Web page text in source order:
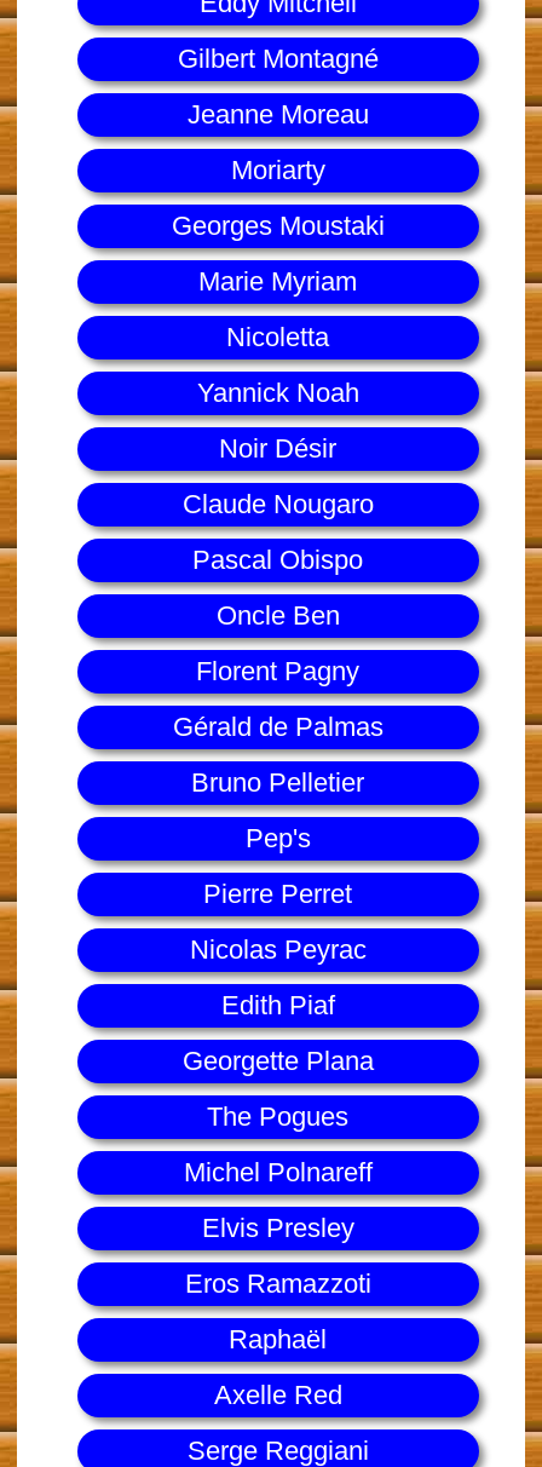
Gilbert Montagné
Jeanne Moreau
Moriarty
Georges Moustaki
Marie Myriam
Nicoletta
Yannick Noah
Noir Désir
Claude Nougaro
Pascal Obispo
Oncle Ben
Florent Pagny
Gérald de Palmas
Bruno Pelletier
Pep's
Pierre Perret
Nicolas Peyrac
Edith Piaf
Georgette Plana
The Pogues
Michel Polnareff
Elvis Presley
Eros Ramazzoti
Raphaël
Axelle Red
Serge Reggiani